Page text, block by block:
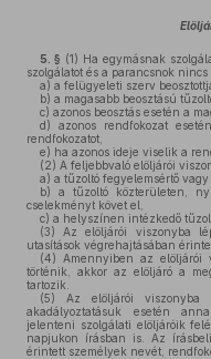
5. § (1) Ha egymásnak
szolgálatot és a parancsnok
a) a felügyeleti szerv
b) a magasabb beosztású
c) azonos beosztás esetén a
d) azonos rendfokozat
rendfokozatot,
e) ha azonos ideje viselik a
(2) A feljebbvaló elöljárói
a) a tűzoltó fegyelemsértő
b) a tűzoltó közterületen,
cselekményt követ el,
c) a helyszínen intézkedő
(3) Az elöljárói viszonyba
utasítások végrehajtásában
(4) Amennyiben az elöljárói
történik, akkor az elöljáró a
tartozik.
(5) Az elöljárói viszonyba
akadályoztatásuk esetén
jelenteni szolgálati elöljáróik
napjukon írásban is. Az
érintett személyek nevét,